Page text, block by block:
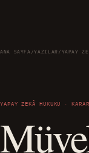
ANA SAYFA /YAZILAR / YAPAY
YAPAY ZEKÂ HUKUKU ·